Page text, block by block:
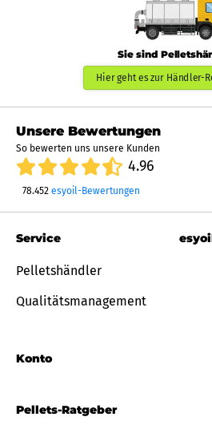
Sie sind
Hier geht es zur Händler-
Unsere Bewertungen
So bewerten uns unsere Kunden
4.96
78.452 esyoil-Bewertungen
Pellets-Ratgeber
Service
Pelletshändler
Qualitätsmanagement
Konto